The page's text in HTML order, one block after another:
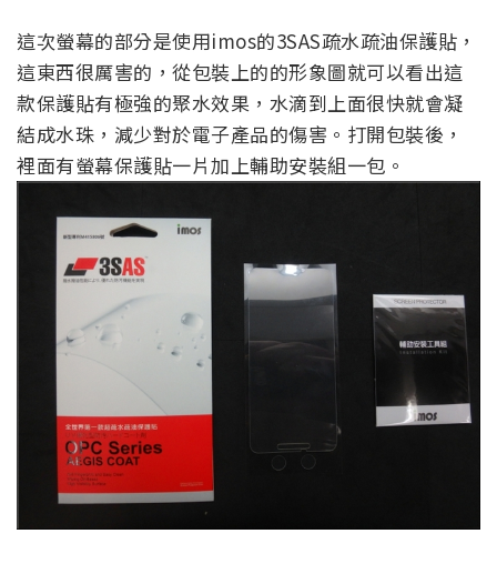
這次螢幕的部分是使用imos的3SAS疏水疏油保護貼，
這東西很厲害的，從包裝上的的形象圖就可以看出這
款保護貼有極強的聚水效果，水滴到上面很快就會凝
結成水珠，減少對於電子產品的傷害。打開包裝後，
裡面有螢幕保護貼一片加上輔助安裝組一包。